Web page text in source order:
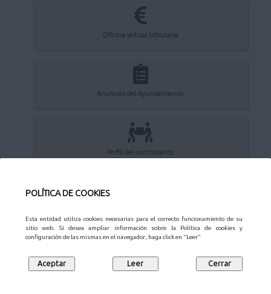
POLÍTICA DE COOKIES
Esta entidad utiliza cookies necesarias para el correcto funcionamiento de su
sitio web. Si desea ampliar información sobre la Política de cookies y
configuración de las mismas en el navegador, haga click en "Leer"
Oficina virtual tributaria
Anuncios del Ayuntamiento
Perfil del contratante